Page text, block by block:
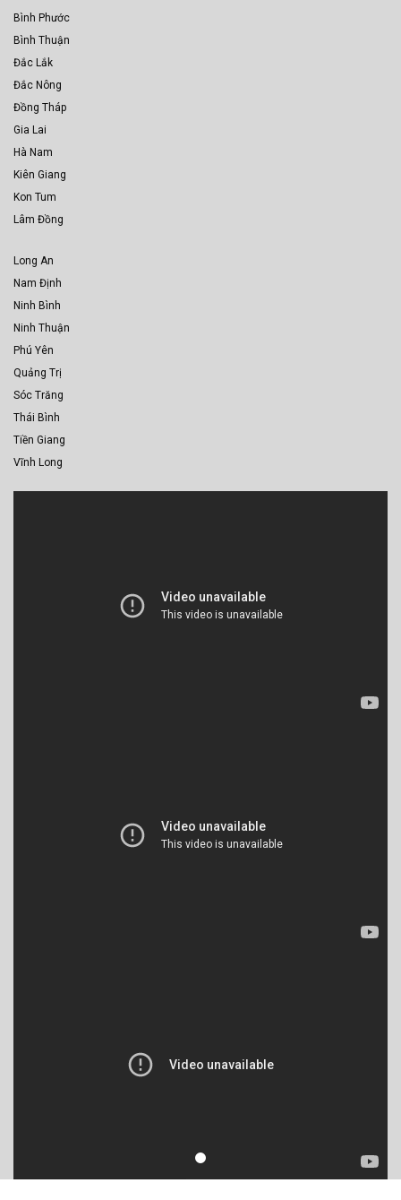
Bình Phước
Bình Thuận
Đắc Lắk
Đắc Nông
Đồng Tháp
Gia Lai
Hà Nam
Kiên Giang
Kon Tum
Lâm Đồng
Long An
Nam Định
Ninh Bình
Ninh Thuận
Phú Yên
Quảng Trị
Sóc Trăng
Thái Bình
Tiền Giang
Vĩnh Long